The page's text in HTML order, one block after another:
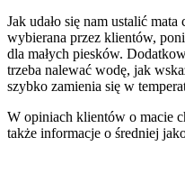
Jak udało się nam ustalić mata
wybierana przez klientów,
dla małych piesków.
trzeba nalewać wodę, jak
szybko zamienia się w
W opiniach klientów o macie
także informacje o średniej